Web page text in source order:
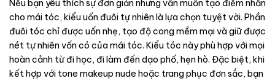
Nếu bạn yêu thích sự đơn giản nhưng vẫn muốn tạo điểm nhấn
cho mái tóc, kiểu uốn đuôi tự nhiên là lựa chọn tuyệt vời. Phần
đuôi tóc chỉ được uốn nhẹ, tạo độ cong mềm mại và giữ được
nét tự nhiên vốn có của mái tóc. Kiểu tóc này phù hợp với mọi
hoàn cảnh từ đi học, đi làm đến dạo phố, hẹn hò. Đặc biệt, khi
kết hợp với tone makeup nude hoặc trang phục đơn sắc, bạn